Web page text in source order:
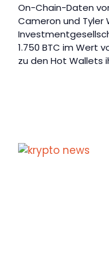
On-Chain-Daten
Cameron und Tyler
1.750 BTC im Wert
zu den Hot Wallets